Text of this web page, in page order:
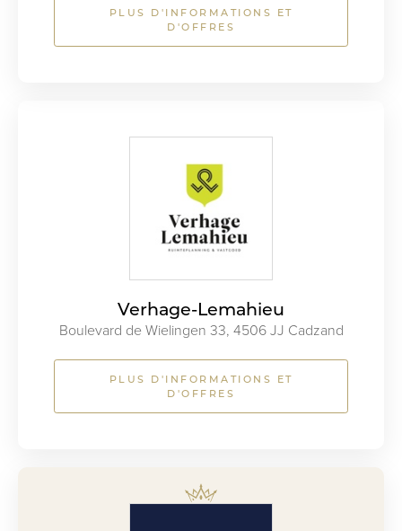
PLUS D'INFORMATIONS ET
D'OFFRES
Verhage-Lemahieu
Boulevard de Wielingen 33, 4506 JJ Cadzand
PLUS D'INFORMATIONS ET
D'OFFRES